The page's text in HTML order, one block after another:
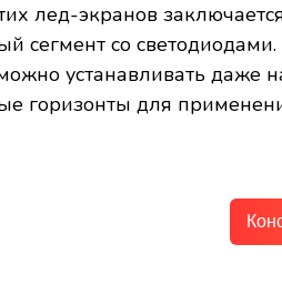
лед-экранов
сегмент со
устанавливать даже
горизонты для